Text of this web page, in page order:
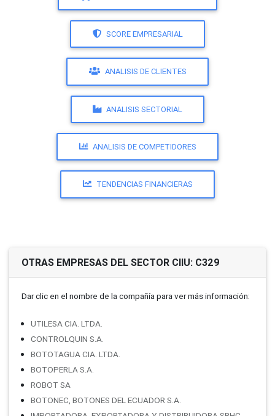
SCORE EMPRESARIAL
ANALISIS DE CLIENTES
ANALISIS SECTORIAL
ANALISIS DE COMPETIDORES
TENDENCIAS FINANCIERAS
OTRAS EMPRESAS DEL SECTOR CIIU: C329
Dar clic en el nombre de la compañí­a para ver más información:
UTILESA CIA. LTDA.
CONTROLQUIN S.A.
BOTOTAGUA CIA. LTDA.
BOTOPERLA S.A.
ROBOT SA
BOTONEC, BOTONES DEL ECUADOR S.A.